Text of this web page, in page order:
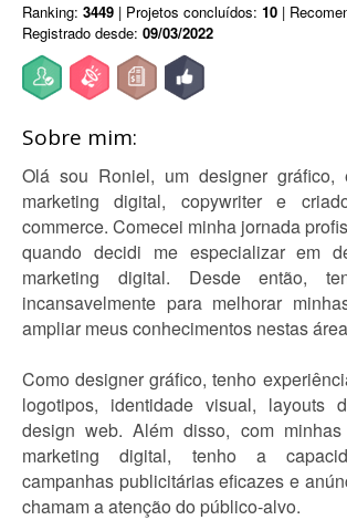
Ranking: 3449 | Projetos concluídos: 10 |
Registrado desde: 09/03/2022
Sobre mim:
Olá sou Roniel, um designer gráfico,
marketing digital, copywriter e
commerce. Comecei minha jornada
quando decidi me especializar em
marketing digital. Desde então,
incansavelmente para melhorar
ampliar meus conhecimentos nestas
Como designer gráfico, tenho
logotipos, identidade visual, layouts
design web. Além disso, com
marketing digital, tenho a
campanhas publicitárias eficazes e
chamam a atenção do público-alvo.